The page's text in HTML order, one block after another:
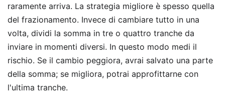
raramente arriva. La strategia migliore è spesso quella
del frazionamento. Invece di cambiare tutto in una
volta, dividi la somma in tre o quattro tranche da
inviare in momenti diversi. In questo modo medi il
rischio. Se il cambio peggiora, avrai salvato una parte
della somma; se migliora, potrai approfittarne con
l'ultima tranche.